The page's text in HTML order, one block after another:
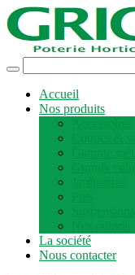
Accueil
Nos produits
La société
Nous contacter